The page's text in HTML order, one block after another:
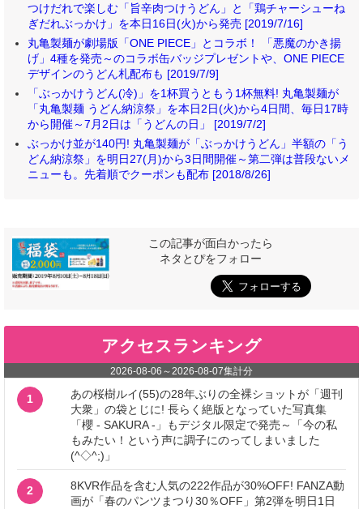
つけだれで楽しむ「旨辛肉つけうどん」と「鶏チャーシューね
ぎだれぶっかけ」を本日16日(火)から発売 [2019/7/16]
丸亀製麺が劇場版「ONE PIECE」とコラボ！ 「悪魔のかき揚
げ」4種を発売～のコラボ缶バッジプレゼントや、ONE PIECE
デザインのうどん札配布も [2019/7/9]
「ぶっかけうどん(冷)」を1杯買うともう1杯無料! 丸亀製麺が
「丸亀製麺 うどん納涼祭」を本日2日(火)から4日間、毎日17時
から開催～7月2日は「うどんの日」 [2019/7/2]
ぶっかけ並が140円! 丸亀製麺が「ぶっかけうどん」半額の「う
どん納涼祭」を明日27(月)から3日間開催～第二弾は普段ないメ
ニューも。先着順でクーポンも配布 [2018/8/26]
この記事が面白かったら
ネタとぴをフォロー
アクセスランキング
2026-08-06 ～2026-08-07集計分
1
あの桜樹ルイ(55)の28年ぶりの全裸ショットが「週刊
大衆」の袋とじに! 長らく絶版となっていた写真集
「櫻 - SAKURA -」もデジタル限定で発売～「今の私
もみたい！という声に調子にのってしまいました
(^◇^;)」
2
8KVR作品を含む人気の222作品が30%OFF! FANZA動
画が「春のパンツまつり30％OFF」第2弾を明日1日